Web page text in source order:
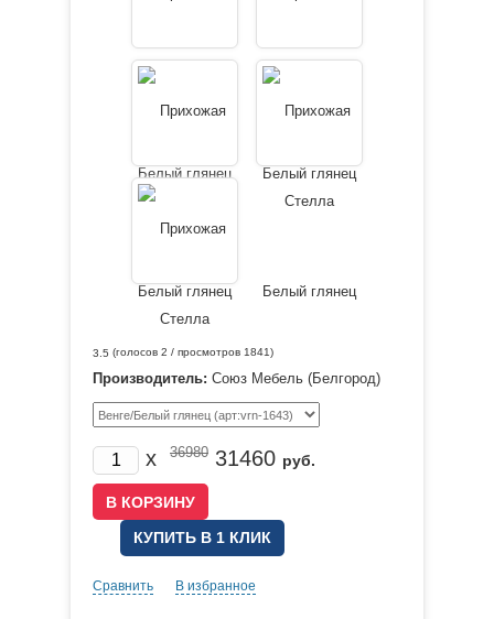
3.5 (голосов 2 / просмотров 1841)
Производитель: Союз Мебель (Белгород)
x 36980 31460 руб.
КУПИТЬ В 1 КЛИК
Сравнить В избранное